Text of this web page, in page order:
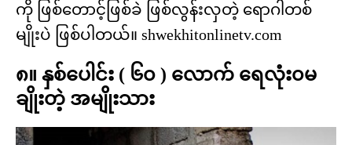
ကို ဖြစ်တောင့်ဖြစ်ခဲ ဖြစ်လွန်းလှတဲ့ ရောဂါတစ်
မျိုးပဲ ဖြစ်ပါတယ်။ shwekhitonlinetv.com
၈။ နှစ်ပေါင်း ( ၆၀ ) လောက် ရေလုံး၀မ
ချိုးတဲ့ အမျိုးသား